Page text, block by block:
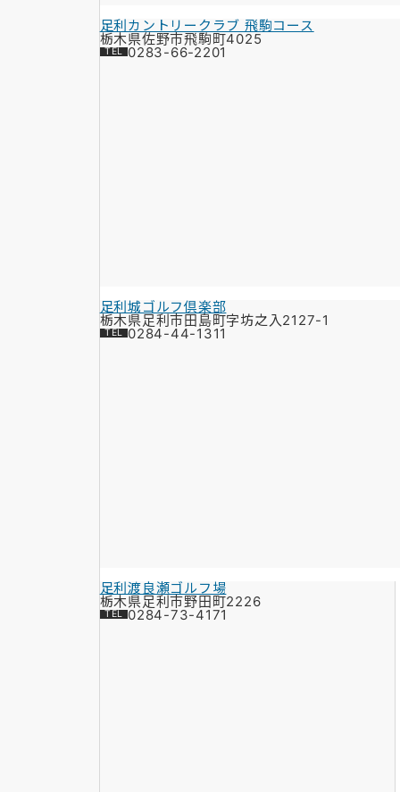
足利カントリークラブ 飛駒コース
栃木県佐野市飛駒町4025
0283-66-2201
足利城ゴルフ倶楽部
栃木県足利市田島町字坊之入2127-1
0284-44-1311
足利渡良瀬ゴルフ場
栃木県足利市野田町2226
0284-73-4171